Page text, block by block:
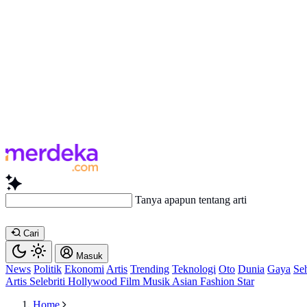
Tanya apapun tentang artikel ini...
Cari
Masuk
News Politik Ekonomi Artis Trending Teknologi Oto Dunia Gaya
Artis Selebriti Hollywood Film Musik Asian Fashion Star
Home